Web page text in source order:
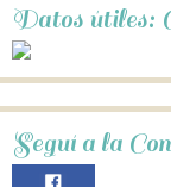
Datos útiles:
Seguí a la